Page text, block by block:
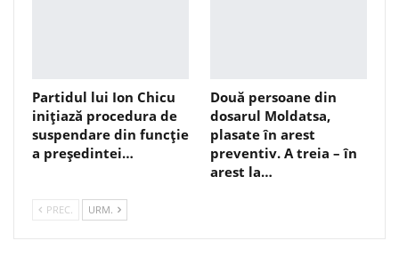
Partidul lui Ion Chicu
inițiază procedura de
suspendare din funcție
a președintei…
Două persoane din
dosarul Moldatsa,
plasate în arest
preventiv. A treia – în
arest la…
PREC. URM.